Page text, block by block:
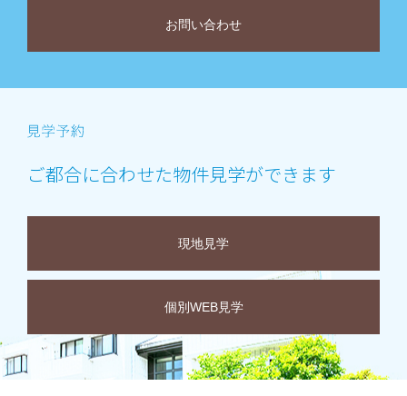
お問い合わせ
ご都合に合わせた物件見学ができます
現地見学
個別WEB見学